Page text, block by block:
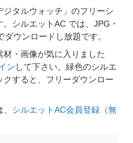
タルウォッチ」のフリーシ
シルエットAC では、JPG・
ウンロードし放題です。
・画像が気に入りました
ン して下さい。緑色のシルエ
すると、フリーダウンロー
シルエットAC会員登録（無